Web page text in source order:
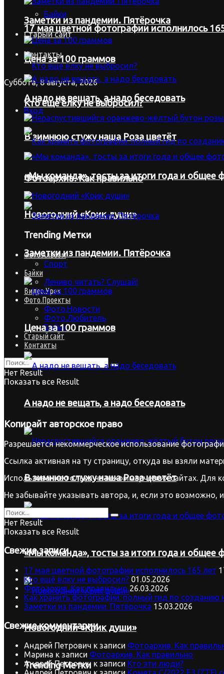
Байки
Старый сайт
Контакты
Суббота, 8 августа, 2026
Вход
Заметки из пандемии. Пятёрочка
Цена за 100 граммов
А надо не вещать, а надо беседовать
В зимнюю стужу наша Роза цветёт
«Мы команда», тосты за итоги года и общее
Новогодний «Крик души»
Trending Метки
Фото.Альбом
Спорт
Байки
Лениво читать? Слушай!
Видео.Урок
Фото.Проекты
Фото.Новости
Фото.Любитель
Байки
Старый сайт
Контакты
Нет Result
Показать все Result
17 мая цветной фотографии исполнилось
Кто ещё ёлку не выбросил?
Фотоархив. Как правильно
Заметки из пандемии. Пятёрочка
Цена за 100 граммов
А надо не вещать, а надо беседовать
В зимнюю стужу наша Роза цветёт
«Мы команда», тосты за итоги года и общее
Новогодний «Крик души»
Trending Метки
Копирайт авторское право
Разрешается некоммерческое использование
Ссылка активная на ту страницу, откуда вы взяли
Использование только на некоммерческих сайтах.
Не забывайте указывать автора, и, если это возможно,
Нет Result
Показать все Result
Свежие записи
17 мая цветной фотографии исполнилось 165 лет
Кто ещё ёлку не выбросил? 01.05.2026
Фотоархив. Как правильно 26.03.2026
Как хранить фотографии: полный гид по созданию
Заметки из пандемии. Пятёрочка 15.03.2026
Свежие комментарии
Андрей Петрович к записи Фотоархив. Как
Марина к записи Фотоархив. Как правильно
Андрей Петрович к записи Кто эти люди?